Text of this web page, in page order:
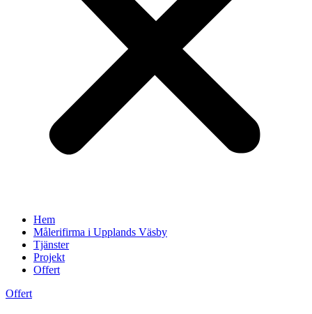
Hem
Målerifirma i Upplands Väsby
Tjänster
Projekt
Offert
Offert